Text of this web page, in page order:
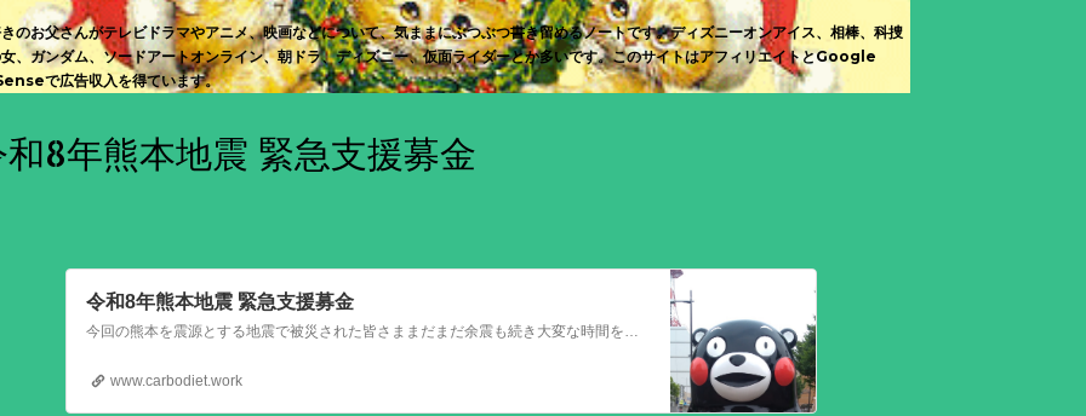
のお父さんがテレビドラマやアニメ、映画などについて、気ままにぶつぶつ書き留めるノートです。ディズニーオンアイス、相棒、科捜
、ガンダム、ソードアートオンライン、朝ドラ、ディズニー、仮面ライダーとか多いです。このサイトはアフィリエイトとGoogle
で広告収入を得ています。
8年熊本地震 緊急支援募金
令和8年熊本地震 緊急支援募金
今回の熊本を震源とする地震で被災された皆さままだまだ余震も続き大変な時間を過ごされていると思います。心よりお見舞い申し上げます
www.carbodiet.work